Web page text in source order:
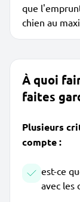
que
chien au
À quoi
faites
Plusieurs
compte :
est-ce
avec les